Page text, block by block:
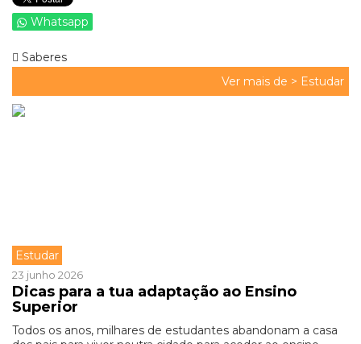
Whatsapp
Saberes
Ver mais de > Estudar
Estudar
23 junho 2026
Dicas para a tua adaptação ao Ensino
Superior
Todos os anos, milhares de estudantes abandonam a casa